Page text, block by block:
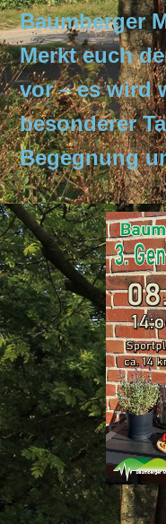
Baumberger
Merkt euch
vor – es wird
besonderer
Begegnung